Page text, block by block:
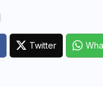
Twitter